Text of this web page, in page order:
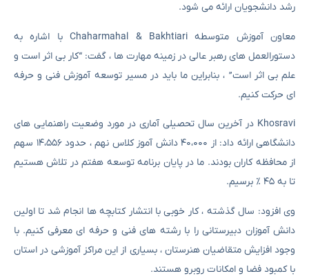
رشد دانشجویان ارائه می شود.
معاون آموزش متوسطه Chaharmahal & Bakhtiari با اشاره به
دستورالعمل های رهبر عالی در زمینه مهارت ها ، گفت: “کار بی اثر است و
علم بی اثر است” ، بنابراین ما باید در مسیر توسعه آموزش فنی و حرفه
ای حرکت کنیم.
Khosravi در آخرین سال تحصیلی آماری در مورد وضعیت راهنمایی های
دانشگاهی ارائه داد: از ۴۰،۰۰۰ دانش آموز کلاس نهم ، حدود ۱۴،۵۵۶ سهم
از محافظه کاران بودند. ما در پایان برنامه توسعه هفتم در تلاش هستیم
تا به ۴۵ ٪ برسیم.
وی افزود: سال گذشته ، کار خوبی با انتشار کتابچه ها انجام شد تا اولین
دانش آموزان دبیرستانی را با رشته های فنی و حرفه ای معرفی کنیم. با
وجود افزایش متقاضیان هنرستان ، بسیاری از این مراکز آموزشی در استان
با کمبود فضا و امکانات روبرو هستند.